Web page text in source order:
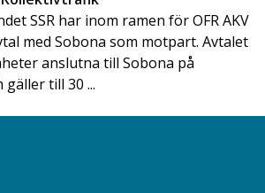
SSR har inom ramen för OFR AKV
med Sobona som motpart. Avtalet
anslutna till Sobona på
till 30 ...